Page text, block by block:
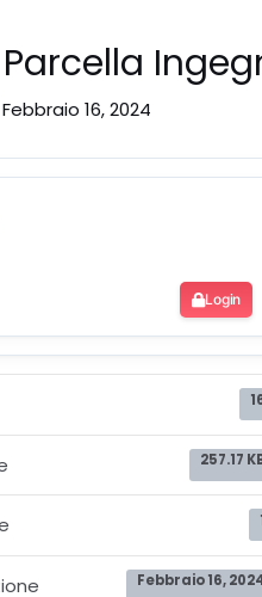
Febbraio 16, 2024
Login
257.17
Febbraio 16,